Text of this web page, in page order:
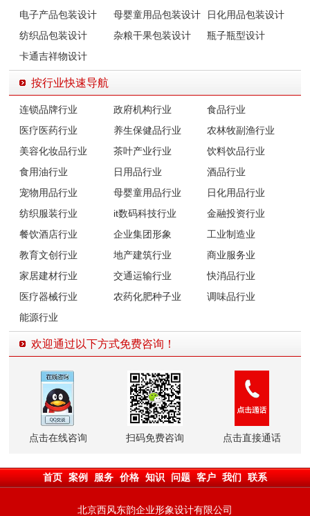
电子产品包装设计
母婴童用品包装设计
日化用品包装设计
纺织品包装设计
杂粮干果包装设计
瓶子瓶型设计
卡通吉祥物设计
按行业快速导航
连锁品牌行业 政府机构行业
食品行业
医疗医药行业
养生保健品行业
农林牧副渔行业
美容化妆品行业
茶叶产业行业
饮料饮品行业
食用油行业
日用品行业
酒品行业
宠物用品行业
母婴童用品行业
日化用品行业
纺织服装行业
it数码科技行业
金融投资行业
餐饮酒店行业
企业集团形象
工业制造业
教育文创行业
地产建筑行业
商业服务业
家居建材行业
交通运输行业
快消品行业
医疗器械行业
农药化肥种子业
调味品行业
能源行业
欢迎通过以下方式免费咨询！
点击在线咨询 扫码免费咨询 点击直接通话
首页 案例 服务 价格 知识 问题 客户 我们 联系
北京西风东韵企业形象设计有限公司